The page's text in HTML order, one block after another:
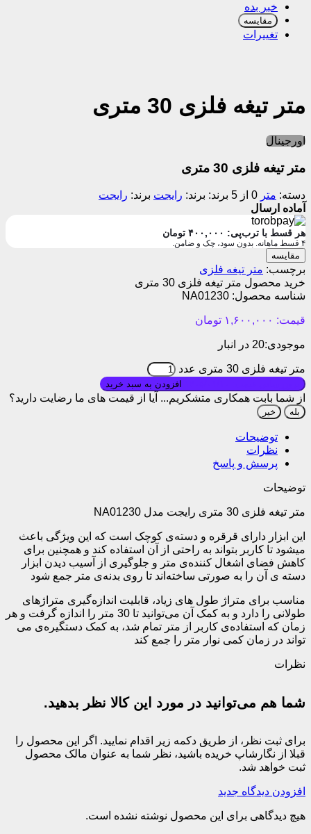
خبر بده
مقایسه
تغییرات
متر تیغه فلزی 30 متری
اورجینال
متر تیغه فلزی 30 متری
دسته: متر 0 از 5 برند: رایجت برند: رایجت
آماده ارسال
هر قسط با ترب‌پی: ۴۰۰,۰۰۰ تومان
۴ قسط ماهانه. بدون سود، چک و ضامن.
مقایسه
برچسب: متر تیغه فلزی
خرید محصول متر تیغه فلزی 30 متری
شناسه محصول: NA01230
قیمت: ۱,۶۰۰,۰۰۰ تومان
موجودی:20 در انبار
متر تیغه فلزی 30 متری عدد
از شما بابت همکاری متشکریم... آیا از قیمت های ما رضایت دارید؟
بله خیر
توضیحات
نظرات
پرسش و پاسخ
توضیحات
متر تیغه فلزی 30 متری رایجت مدل NA01230
این ابزار دارای قرقره و دسته‌ی کوچک است که این ویژگی باعث
میشود تا کاربر بتواند به راحتی از آن استفاده کند و همچنین برای
کاهش فضای اشغال کننده‌ی متر و جلوگیری از آسیب دیدن ابزار
دسته ی آن را به صورتی ساخته‌اند تا روی بدنه‌ی متر جمع شود
مناسب برای متراژ طول های زیاد، قابلیت اندازه‌گیری متراژهای
طولانی را دارد و به کمک آن می‌توانید تا 30 متر را اندازه گرفت و هر
زمان که استفاده‌ی کاربر از متر تمام شد، به کمک دستگیره‌ی می
تواند در زمان کمی نوار متر را جمع کند
نظرات
شما هم می‌توانید در مورد این کالا نظر بدهید.
برای ثبت نظر، از طریق دکمه زیر اقدام نمایید. اگر این محصول را
قبلا از نگارشاپ خریده باشید، نظر شما به عنوان مالک محصول
ثبت خواهد شد.
افزودن دیدگاه جدید
هیچ دیدگاهی برای این محصول نوشته نشده است.